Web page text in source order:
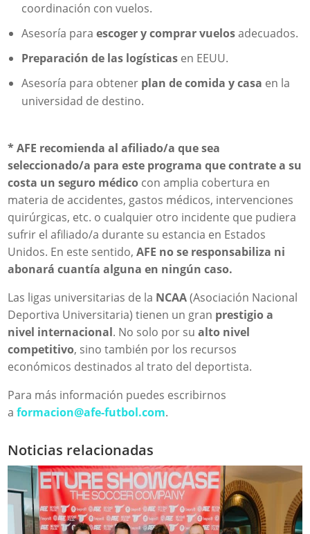
coordinación con vuelos.
Asesoría paraescoger y comprar vuelosadecuados.
Preparación de las logísticas en EEUU.
Asesoría para obtener plan de comida y casa en la
universidad de destino.
* AFE recomienda al afiliado/a que sea
seleccionado/a para este programa que contrate a su
costa un seguro médico con amplia cobertura en
materia de accidentes, gastos médicos, intervenciones
quirúrgicas, etc. o cualquier otro incidente que pudiera
sufrir el afiliado/a durante su estancia en Estados
Unidos. En este sentido,AFE no se responsabiliza ni
abonará cuantía alguna en ningún caso.
Las ligas universitarias de la NCAA(Asociación Nacional
Deportiva Universitaria) tienen un gran prestigio a
nivel internacional. No solo por sualto nivel
competitivo, sino también por los recursos
económicos destinados al trato del deportista.
Para más información puedes escribirnos
aformacion@afe-futbol.com.
Noticias relacionadas